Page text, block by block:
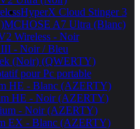
HyperX Cloud Stinger 3
MCHOSE A7 Ultra (Blanc)
Wireless - Noir
- Noir / Bleu
(Noir) (QWERTY)
pour Pc portable
HE - Blanc (AZERTY)
HE - Noir (AZERTY)
- Noir (AZERTY)
EX - Blanc (AZERTY)